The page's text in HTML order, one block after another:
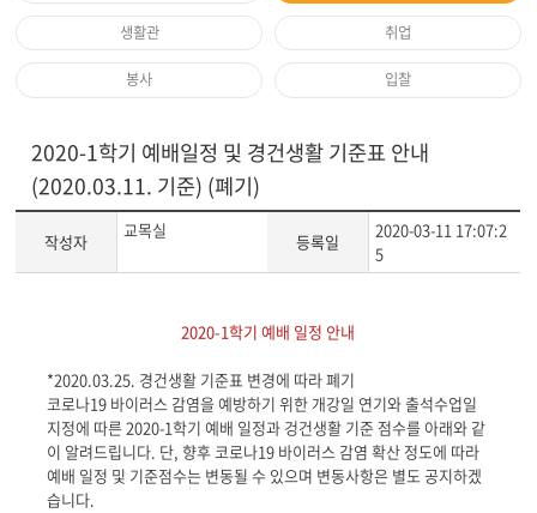
생활관 취업
봉사 입찰
2020-1학기 예배일정 및 경건생활 기준표 안내
(2020.03.11. 기준) (폐기)
작성자
교목실
등록일
2020-03-11 17:07:2
5
글
본
문
2020-1학기 예배 일정 안내
*2020.03.25. 경건생활 기준표 변경에 따라 폐기
코로나19 바이러스 감염을 예방하기 위한 개강일 연기와 출석수업일
지정에 따른2020-1학기 예배 일정과 겅건생활 기준 점수를 아래와 같
이 알려드립니다. 단,향후 코로나19 바이러스 감염 확산 정도에 따라
예배 일정 및 기준점수는 변동될 수 있으며 변동사항은 별도 공지하겠
습니다.